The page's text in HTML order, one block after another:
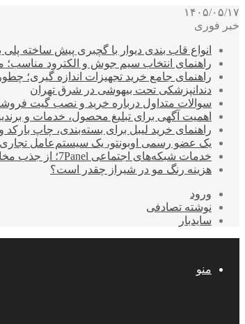
۱۴۰۵/۰۵/۱۷
خبر فوری
انواع قاب بندی دیوار با گچبری پیش ساخته
راهنمای انتخاب سیم جوش و الکترود مناسب؛
راهنمای جامع خرید تجهیزات اندازه گیری؛ چطور
دندانپزشکی تحت بیهوشی در شرق تهران
سوالات متداول درباره خرید و نصب گیت
اهمیت آگهی برای تبلیغ محصول، خدمات و
راهنمای خرید لیبل برای بسته‌بندی، چاپ
یک عضو رسمی اوبونتو، یک سیستم‌عامل
خدمات شبکه‌های اجتماعی 7Panel؛ از جذب مخاطب تا افزایش درآمد
هزینه رنگ مو در شیراز چقدر است؟
ورود
نوشته تصادفی
سایدبار
منو